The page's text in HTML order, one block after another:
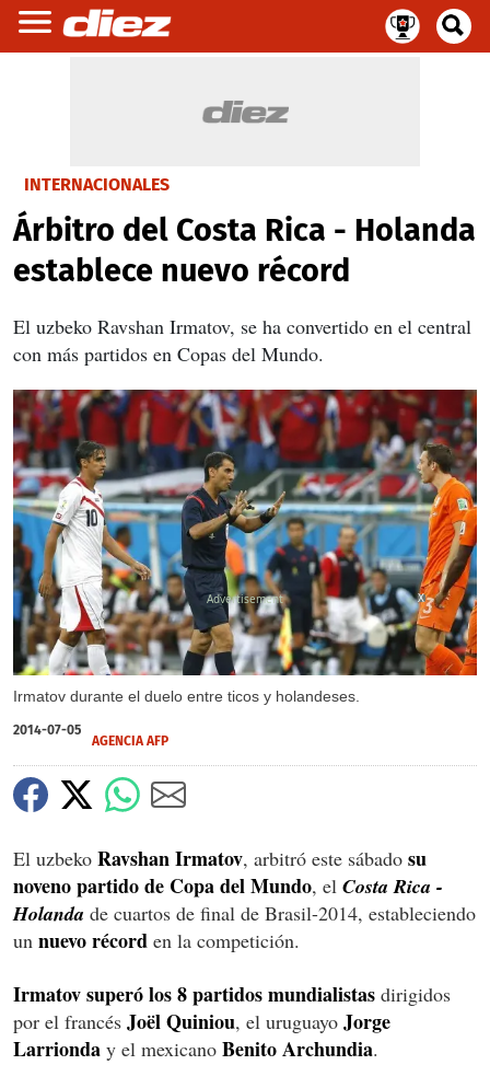
INTERNACIONALES
Árbitro del Costa Rica - Holanda
establece nuevo récord
El uzbeko Ravshan Irmatov, se ha convertido en el central
con más partidos en Copas del Mundo.
Irmatov durante el duelo entre ticos y holandeses.
X
2014-07-05
AGENCIA AFP
El uzbeko Ravshan Irmatov, arbitró este sábado su
noveno partido de Copa del Mundo, el Costa Rica -
Holanda de cuartos de final de Brasil-2014, estableciendo
un nuevo récord en la competición.
Irmatov superó los 8 partidos mundialistas dirigidos
por el francés Joël Quiniou, el uruguayo Jorge
Larrionda y el mexicano Benito Archundia.